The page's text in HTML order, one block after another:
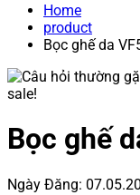
Home
product
Bọc ghế da
sale!
Bọc ghế
Ngày Đăng: